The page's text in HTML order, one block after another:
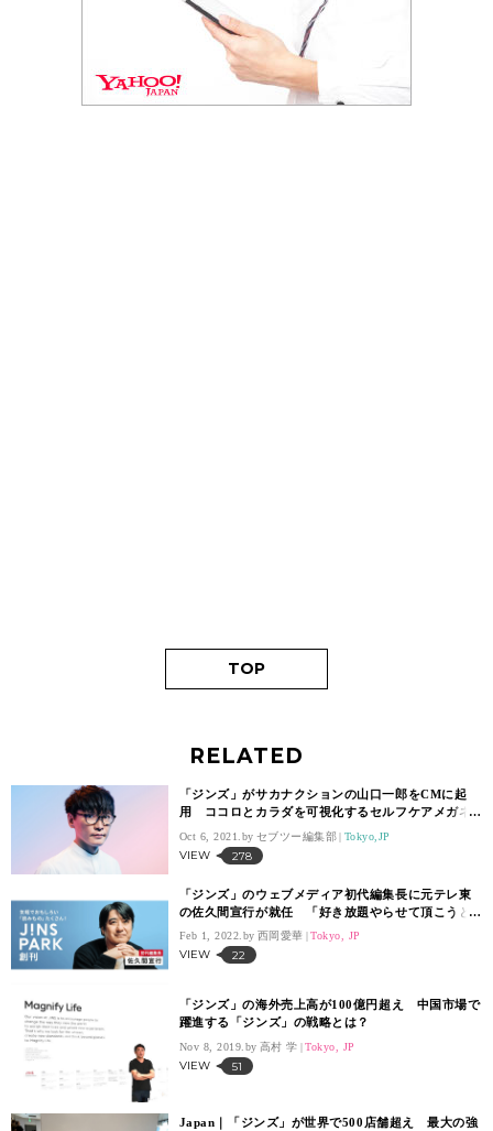
TOP
RELATED
「ジンズ」がサカナクションの山口一郎をCMに起
用 ココロとカラダを可視化するセルフケアメガネ
Oct 6, 2021. セブツー編集部 Tokyo,JP
VIEW 278
「ジンズ」のウェブメディア初代編集長に元テレ東
の佐久間宣行が就任 「好き放題やらせて頂こうと
思います」
Feb 1, 2022. 西岡愛華 Tokyo, JP
VIEW 22
「ジンズ」の海外売上高が100億円超え 中国市場で
躍進する「ジンズ」の戦略とは？
Nov 8, 2019. 高村 学 Tokyo, JP
VIEW 51
Japan｜「ジンズ」が世界で500店舗超え 最大の強